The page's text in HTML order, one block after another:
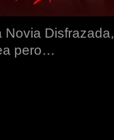
Novia Disfrazada,
pero